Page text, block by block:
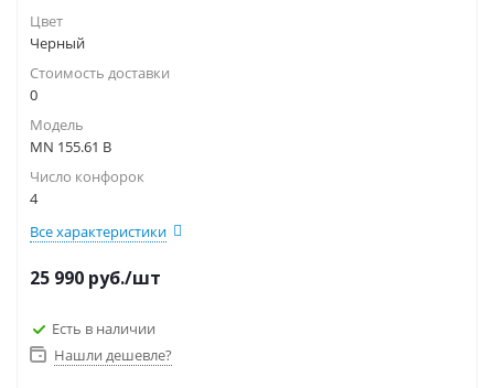
Цвет
Черный
Стоимость доставки
0
Модель
MN 155.61 B
Число конфорок
4
Все характеристики
25 990 руб./шт
Есть в наличии
Нашли дешевле?